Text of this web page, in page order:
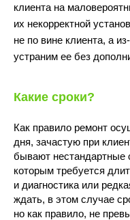
клиента на
их некорректной
не по вине клиента, а
устраним ее без
Какие сроки?
Как правило ремонт
дня, зачастую при
бывают нестандартные
которым требуется
и диагностика или
ждать, в этом случае
но как правило, не
Волжский бульвар, 7
(Перекрёсток)